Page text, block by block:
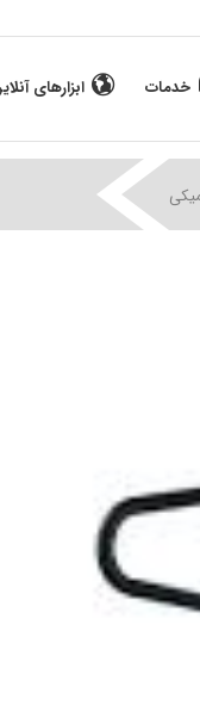
خدمات ابزارهای
|